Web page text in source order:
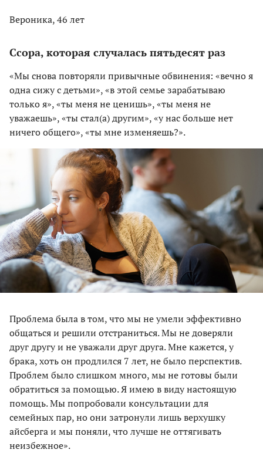
Вероника, 46 лет
Ссора, которая случалась пятьдесят раз
«Мы снова повторяли привычные обвинения: «вечно я
одна сижу с детьми», «в этой семье зарабатываю
только я», «ты меня не ценишь», «ты меня не
уважаешь», «ты стал(а) другим», «у нас больше нет
ничего общего», «ты мне изменяешь?».
Проблема была в том, что мы не умели эффективно
общаться и решили отстраниться. Мы не доверяли
друг другу и не уважали друг друга. Мне кажется, у
брака, хоть он продлился 7 лет, не было перспектив.
Проблем было слишком много, мы не готовы были
обратиться за помощью. Я имею в виду настоящую
помощь. Мы попробовали консультации для
семейных пар, но они затронули лишь верхушку
айсберга и мы поняли, что лучше не оттягивать
неизбежное».